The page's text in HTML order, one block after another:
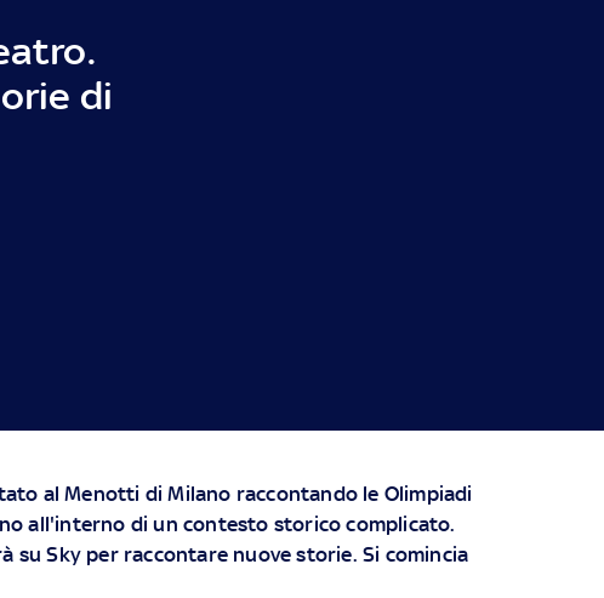
di
al Menotti di Milano raccontando le Olimpiadi
all'interno di un contesto storico complicato.
su Sky per raccontare nuove storie. Si comincia